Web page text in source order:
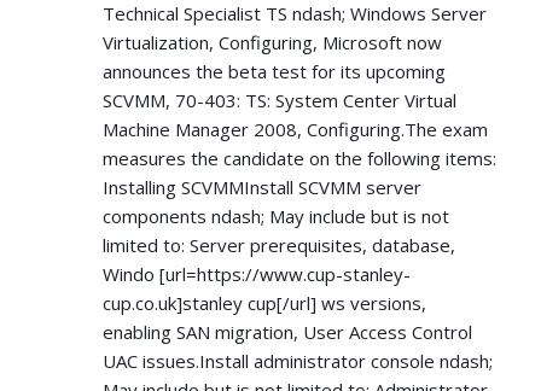
Technical Specialist TS ndash; Windows Server
Virtualization, Configuring, Microsoft now
announces the beta test for its upcoming
SCVMM, 70-403: TS: System Center Virtual
Machine Manager 2008, Configuring.The exam
measures the candidate on the following items:
Installing SCVMMInstall SCVMM server
components ndash; May include but is not
limited to: Server prerequisites, database,
Windo [url=https://www.cup-stanley-
cup.co.uk]stanley cup[/url] ws versions,
enabling SAN migration, User Access Control
UAC issues.Install administrator console ndash;